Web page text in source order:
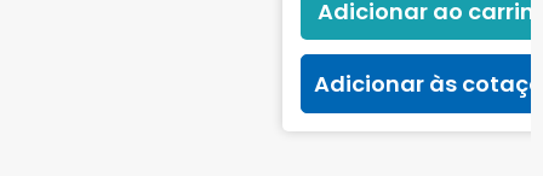
Adicionar ao
Adicionar às